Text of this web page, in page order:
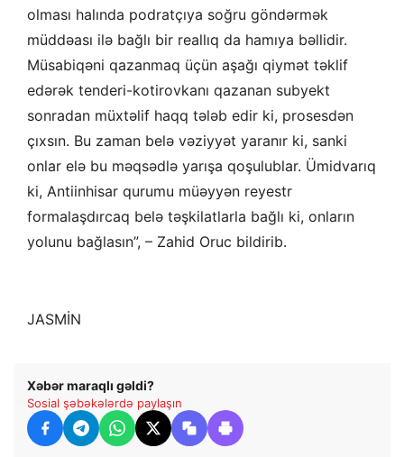
olması halında podratçıya soğru göndərmək
müddəası ilə bağlı bir reallıq da hamıya bəllidir.
Müsabiqəni qazanmaq üçün aşağı qiymət təklif
edərək tenderi-kotirovkanı qazanan subyekt
sonradan müxtəlif haqq tələb edir ki, prosesdən
çıxsın. Bu zaman belə vəziyyət yaranır ki, sanki
onlar elə bu məqsədlə yarışa qoşulublar. Ümidvarıq
ki, Antiinhisar qurumu müəyyən reyestr
formalaşdırcaq belə təşkilatlarla bağlı ki, onların
yolunu bağlasın”, – Zahid Oruc bildirib.
JASMİN
Xəbər maraqlı gəldi?
Sosial şəbəkələrdə paylaşın